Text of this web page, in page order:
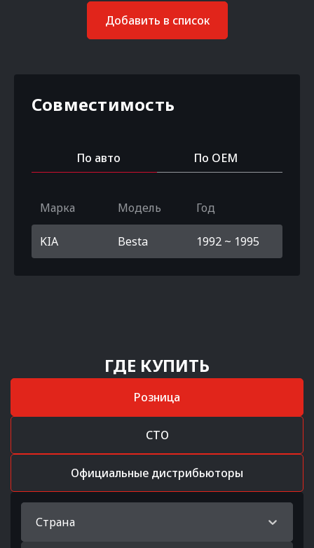
Добавить в список
Совместимость
По авто По OEM
Марка Модель Год
KIA Besta 1992 ~ 1995
ГДЕ КУПИТЬ
Розница
СТО
Официальные дистрибьюторы
Страна